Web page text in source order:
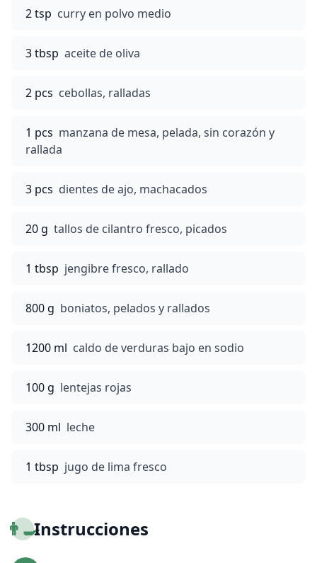
2 tsp curry en polvo medio
3 tbsp aceite de oliva
2 pcs cebollas, ralladas
1 pcs manzana de mesa, pelada, sin corazón y
rallada
3 pcs dientes de ajo, machacados
20 g tallos de cilantro fresco, picados
1 tbsp jengibre fresco, rallado
800 g boniatos, pelados y rallados
1200 ml caldo de verduras bajo en sodio
100 g lentejas rojas
300 ml leche
1 tbsp jugo de lima fresco
👨‍🍳Instrucciones